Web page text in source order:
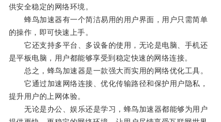
供安全稳定的网络环境。
蜂鸟加速器有一个简洁易用的用户界面，用户只需简单
的操作，即可快速上手。
它还支持多平台、多设备的使用，无论是电脑、手机还
是平板电脑，用户都能够享受到稳定快速的网络连接。
总之，蜂鸟加速器是一款强大而实用的网络优化工具。
它通过加速网络连接、优化传输路径和保护用户隐私，
提升用户的上网体验。
无论是办公、娱乐还是学习，蜂鸟加速器都能够为用户